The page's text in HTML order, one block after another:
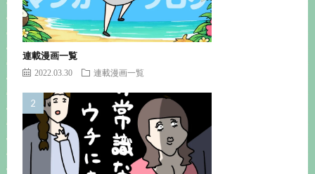
連載漫画一覧
2022.03.30 連載漫画一覧